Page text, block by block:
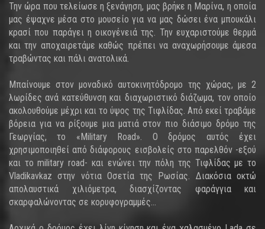
Την ώρα που τελείωσε η ξενάγηση, μας βρήκε η Μαρίνα, η οποία
μας έψαχνε μέσα στο μουσείο για να μας δώσει ένα μπουκάλι
κρασί που παράγει η οικογένειά της. Την ευχαριστούμε θερμά
και την αποχαιρετάμε καθώς πρέπει να αναχωρήσουμε άμεσα
τραβώντας και πάλι ανατολικά.
Μπαίνουμε στον μοναδικό αυτοκινητόδρομο της χώρας, με 2
λωρίδες ανά κατεύθυνση και διαχωριστικό διάζωμα, τον οποίο
ακολουθούμε μέχρι και το ύψος της Τιφλίδας. Από εκεί τραβάμε
βόρεια για να ρίξουμε μια ματιά στον πιο διάσιμο δρόμο της
Γεωργίας, το «Military Road». Ο δρόμος αυτός έχει
χρησιμοποιηθεί από διάφορους εισβολείς στο παρελθόν -εξού
και το military road- και ενώνει την πόλη της Τιφλίδας με το
Vladikavkaz στην νότια Οσετία της Ρωσίας. Διακόσια οκτώ
απολαυστικά χιλιόμετρα, διασχίζοντας φαράγγια και
σκαρφαλώνοντας σε κορυφογραμμές...